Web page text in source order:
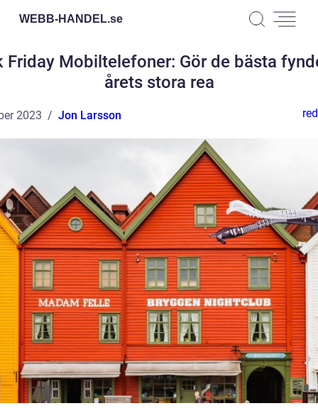
WEBB-HANDEL.se
Friday Mobiltelefoner: Gör de bästa
årets stora rea
2023 Jon Larsson